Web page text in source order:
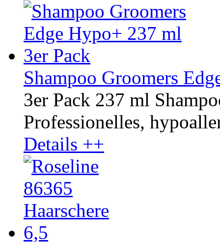
Shampoo Groomers
3er Pack 237 ml
Professionelles,
Details ++